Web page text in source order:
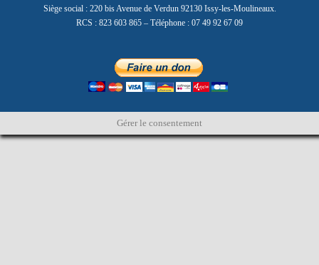
Siège social : 220 bis Avenue de Verdun 92130 Issy-les-Moulineaux.
RCS : 823 603 865 – Téléphone : 07 49 92 67 09
Gérer le consentement